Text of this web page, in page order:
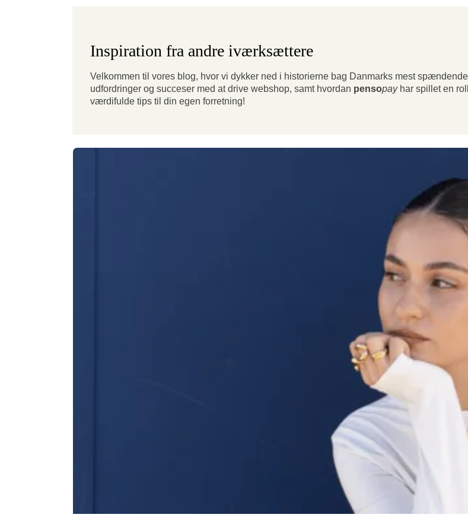
Inspiration fra andre iværksættere
Velkommen til vores blog, hvor vi dykker ned i historierne bag Danmarks mest
udfordringer og succeser med at drive webshop, samt hvordan pensopayhar spillet en
værdifulde tips til din egen forretning!